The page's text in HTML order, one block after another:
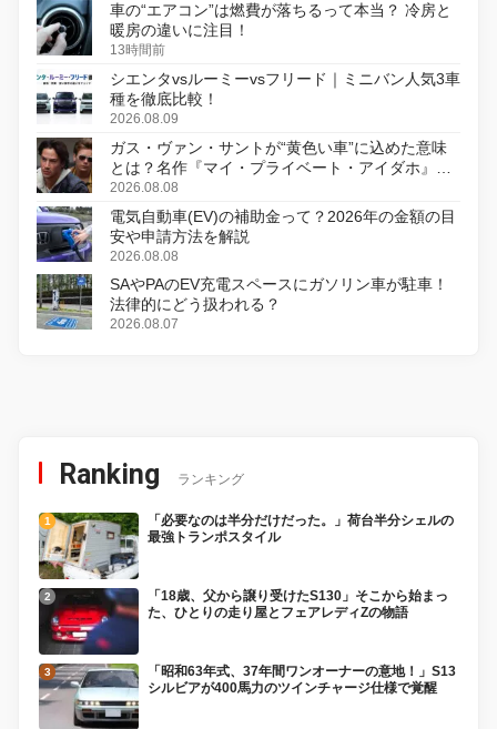
車の“エアコン”は燃費が落ちるって本当？ 冷房と
暖房の違いに注目！
13時間前
シエンタvsルーミーvsフリード｜ミニバン人気3車
種を徹底比較！
2026.08.09
ガス・ヴァン・サントが“黄色い車”に込めた意味
とは？名作『マイ・プライベート・アイダホ』が
初のデジタルリマスター版で復活
2026.08.08
電気自動車(EV)の補助金って？2026年の金額の目
安や申請方法を解説
2026.08.08
SAやPAのEV充電スペースにガソリン車が駐車！
法律的にどう扱われる？
2026.08.07
Ranking ランキング
「必要なのは半分だけだった。」荷台半分シェルの
最強トランポスタイル
「18歳、父から譲り受けたS130」そこから始まっ
た、ひとりの走り屋とフェアレディZの物語
「昭和63年式、37年間ワンオーナーの意地！」S13
シルビアが400馬力のツインチャージ仕様で覚醒